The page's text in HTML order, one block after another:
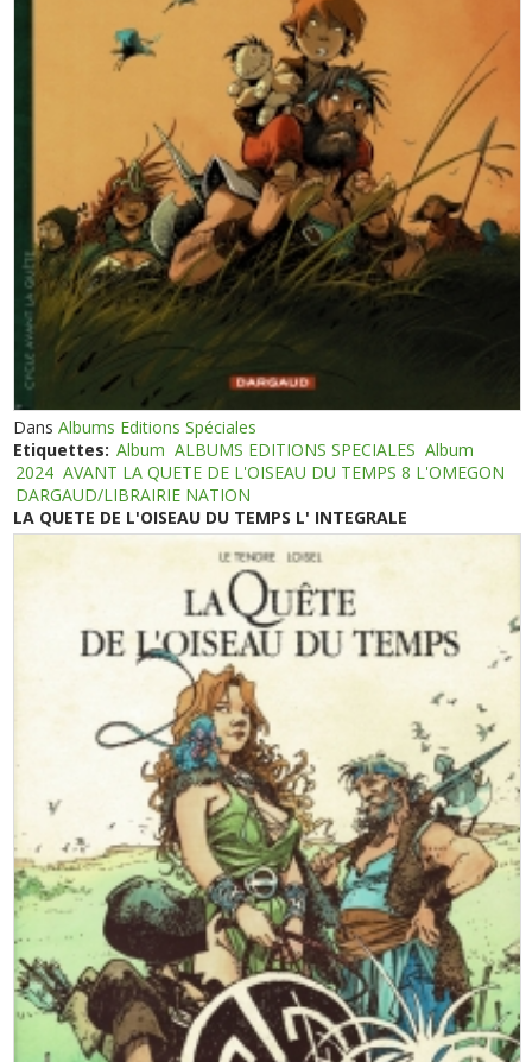
DansAlbums Editions Spéciales
Etiquettes: Album ALBUMS EDITIONS SPECIALES Album
2024 AVANT LA QUETE DE L'OISEAU DU TEMPS 8 L'OMEGON
DARGAUD/LIBRAIRIE NATION
LA QUETE DE L'OISEAU DU TEMPS L' INTEGRALE